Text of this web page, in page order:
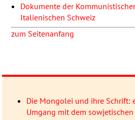
Dokumente der
Italienischen Schweiz
zum Seitenanfang
Die Mongolei und ihre Schrift:
Umgang mit dem sowjetischen